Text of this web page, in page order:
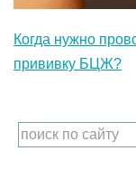
Когда нужно
прививку БЦЖ?